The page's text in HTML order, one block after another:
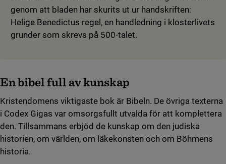
genom att bladen har skurits ut ur handskriften:
Helige Benedictus regel, en handledning i klosterlivets
grunder som skrevs på 500-talet.
En bibel full av kunskap
Kristendomens viktigaste bok är Bibeln. De övriga texterna
i Codex Gigas var omsorgsfullt utvalda för att komplettera
den. Tillsammans erbjöd de kunskap om den judiska
historien, om världen, om läkekonsten och om Böhmens
historia.